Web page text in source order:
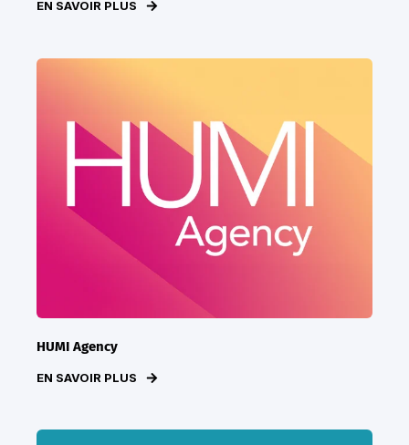
EN SAVOIR PLUS
HUMI Agency
EN SAVOIR PLUS